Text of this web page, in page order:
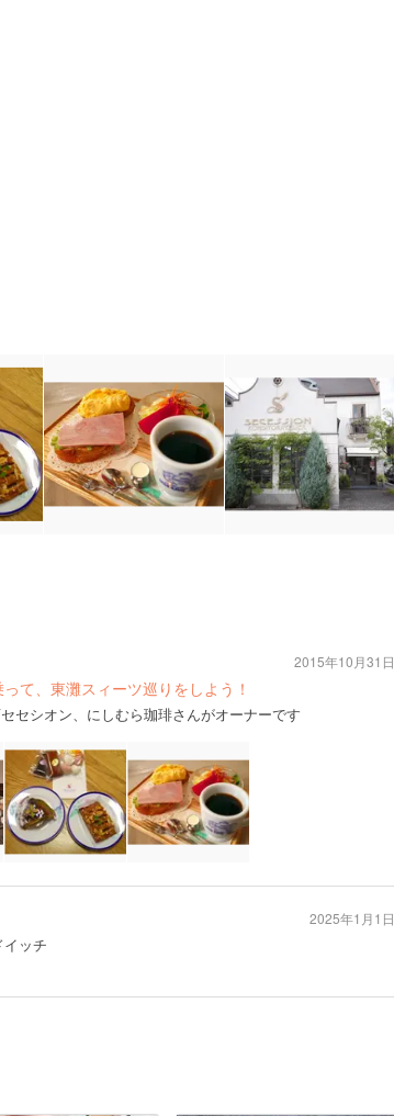
て、東灘スィーツ巡りをしよう！
セシオン、にしむら珈琲さんがオーナーです
2015年10月31日
ッチ
2025年1月1日